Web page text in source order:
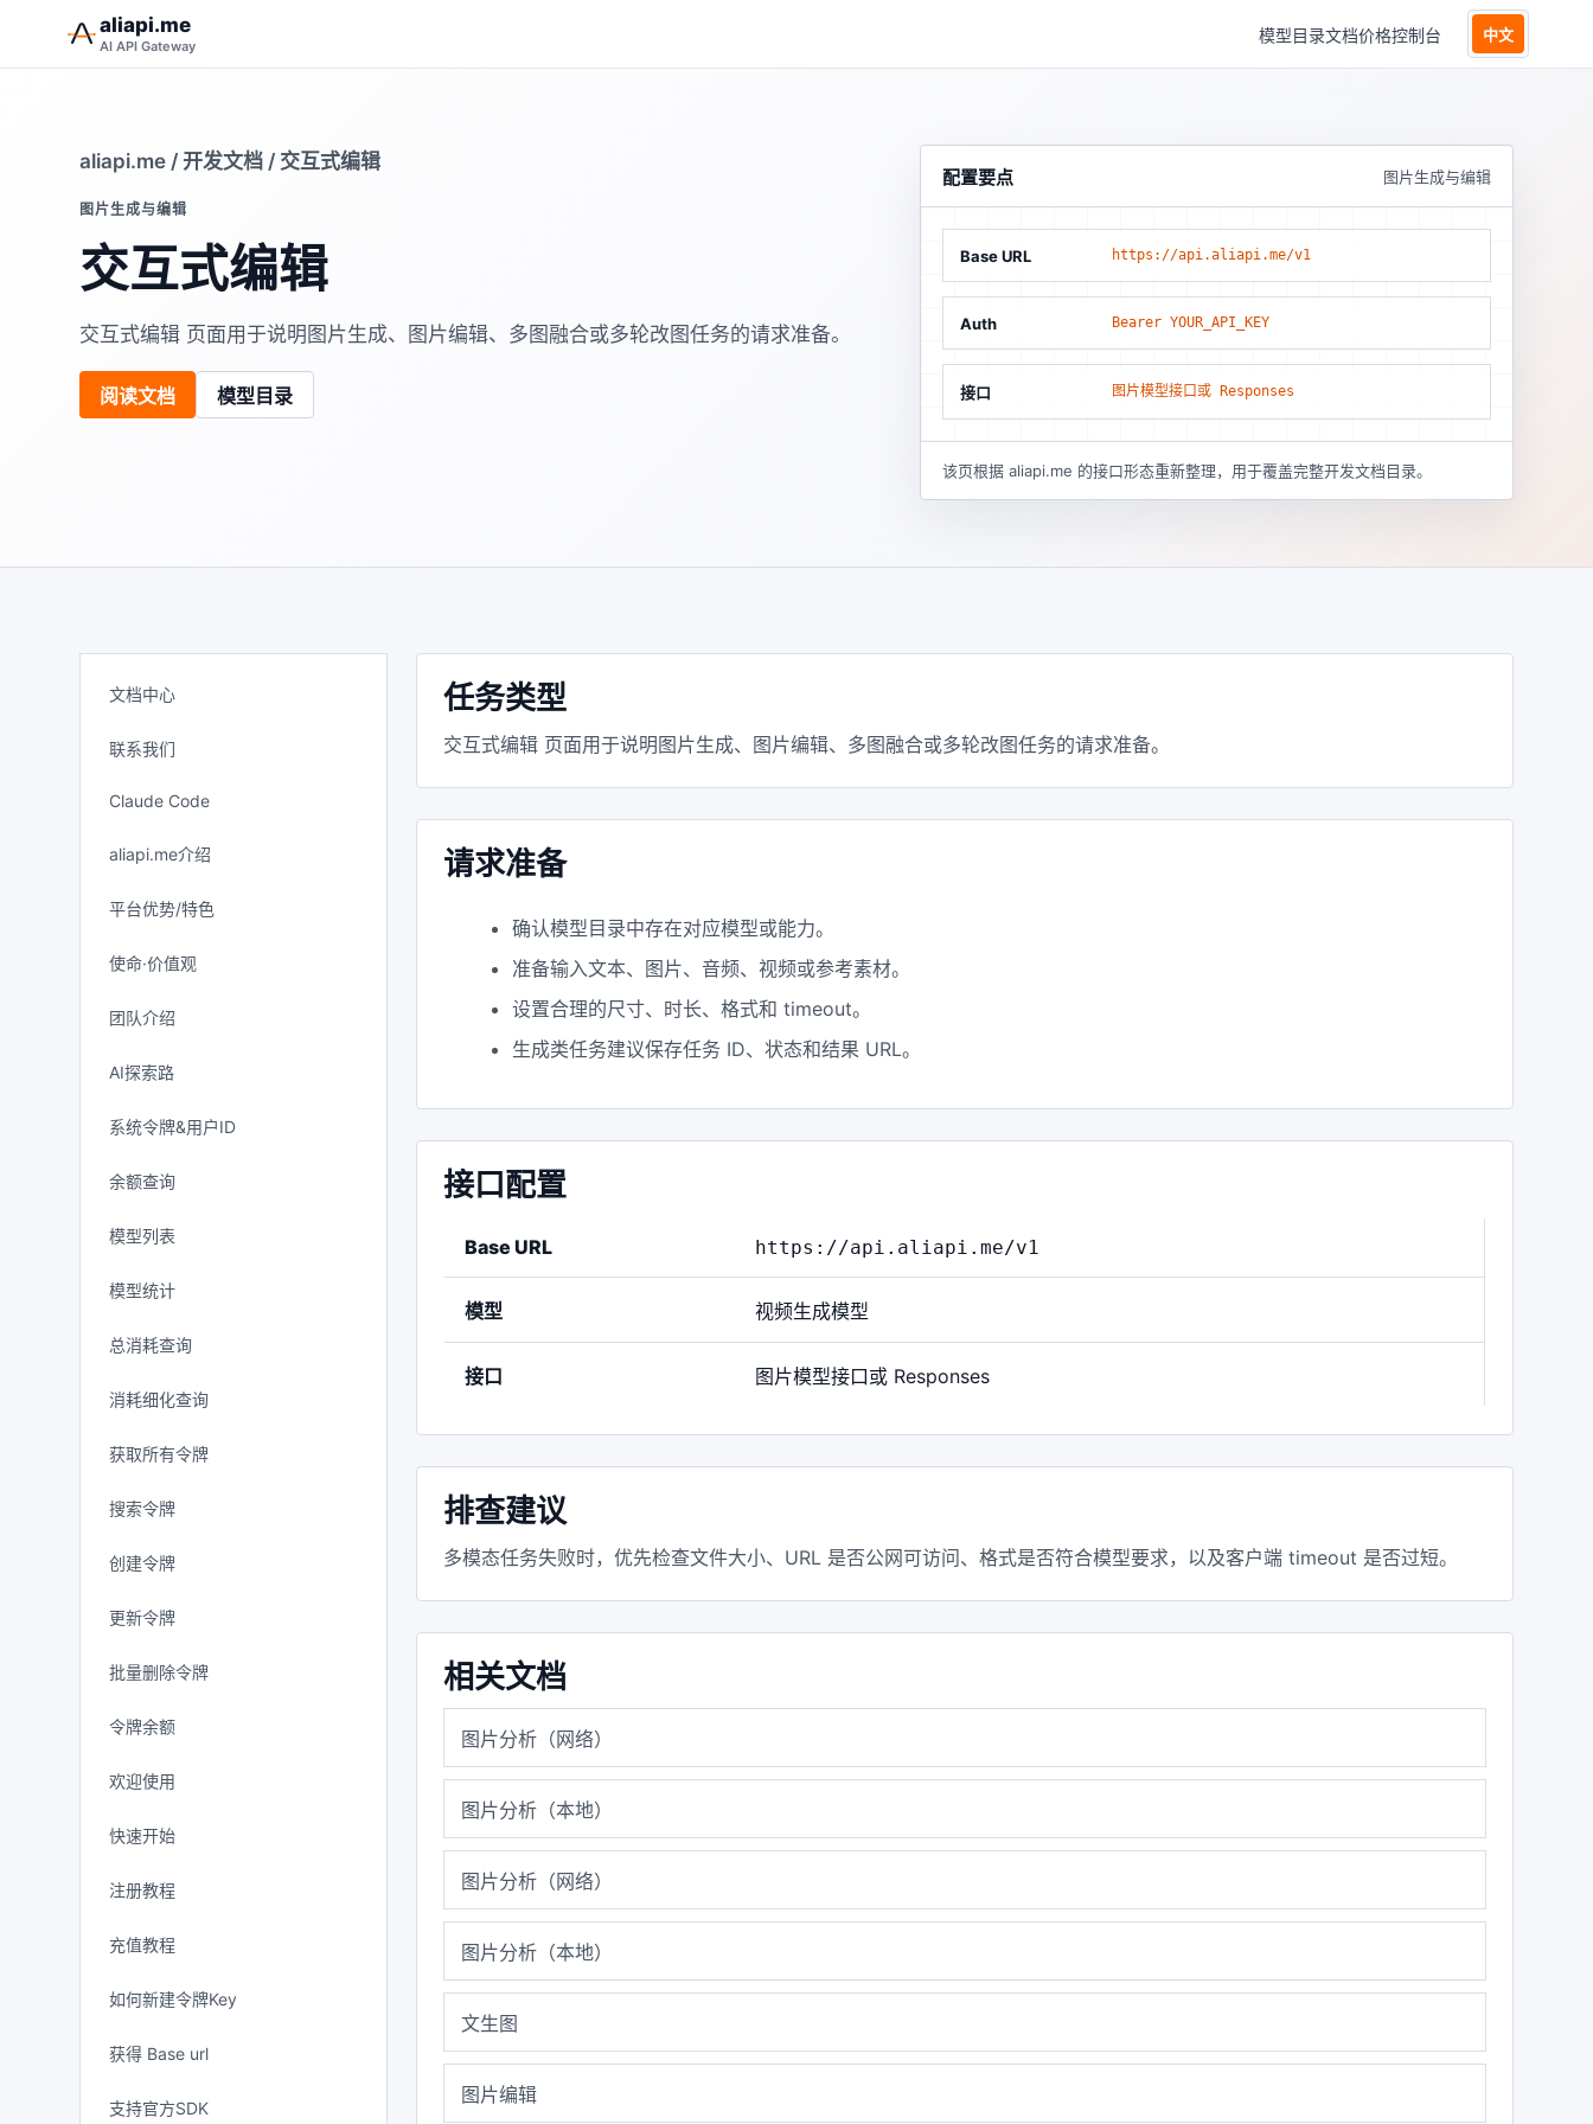
aliapi.me
AI API Gateway
模型目录文档价格控制台 中文
aliapi.me / 开发文档 / 交互式编辑
图片生成与编辑
交互式编辑
交互式编辑 页面用于说明图片生成、图片编辑、多图融合或多轮改图任务的请求准备。
阅读文档 模型目录
配置要点 图片生成与编辑
Base URL https://api.aliapi.me/v1
Auth Bearer YOUR_API_KEY
接口 图片模型接口或 Responses
该页根据 aliapi.me 的接口形态重新整理，用于覆盖完整开发文档目录。
文档中心
联系我们
Claude Code
aliapi.me介绍
平台优势/特色
使命·价值观
团队介绍
AI探索路
系统令牌&用户ID
余额查询
模型列表
模型统计
总消耗查询
消耗细化查询
获取所有令牌
搜索令牌
创建令牌
更新令牌
批量删除令牌
令牌余额
欢迎使用
快速开始
注册教程
充值教程
如何新建令牌Key
获得 Base url
支持官方SDK
任务类型
交互式编辑 页面用于说明图片生成、图片编辑、多图融合或多轮改图任务的请求准备。
请求准备
确认模型目录中存在对应模型或能力。
准备输入文本、图片、音频、视频或参考素材。
设置合理的尺寸、时长、格式和 timeout。
生成类任务建议保存任务 ID、状态和结果 URL。
接口配置
Base URL https://api.aliapi.me/v1
模型 视频生成模型
接口 图片模型接口或 Responses
排查建议
多模态任务失败时，优先检查文件大小、URL 是否公网可访问、格式是否符合模型要求，以及客户端 timeout 是否过短。
相关文档
图片分析（网络）
图片分析（本地）
图片分析（网络）
图片分析（本地）
文生图
图片编辑